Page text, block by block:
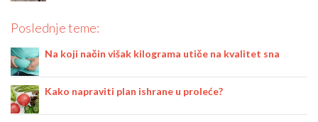
Poslednje teme:
Na koji način višak kilograma utiče na kvalitet sna
Kako napraviti plan ishrane u proleće?